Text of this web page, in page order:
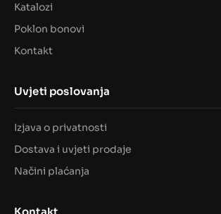
Katalozi
Poklon bonovi
Kontakt
Uvjeti poslovanja
Izjava o privatnosti
Dostava i uvjeti prodaje
Načini plaćanja